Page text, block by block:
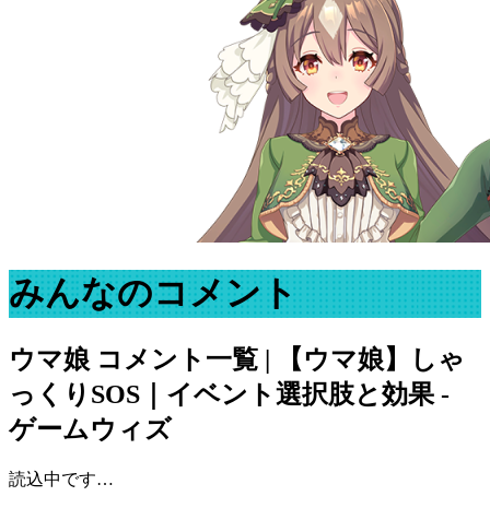
みんなのコメント
ウマ娘 コメント一覧 | 【ウマ娘】しゃ
っくりSOS｜イベント選択肢と効果 -
ゲームウィズ
読込中です…